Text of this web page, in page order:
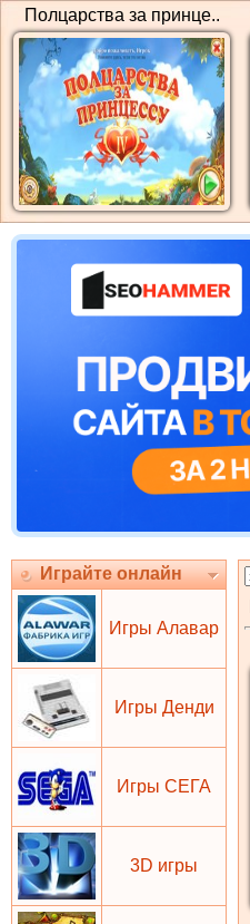
Полцарства за принце..
Играйте онлайн
Игры Алавар
Игры Денди
Игры СЕГА
3D игры